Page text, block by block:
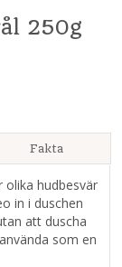
250g
Fakta
hudbesvär
in i duschen
att duscha
som en